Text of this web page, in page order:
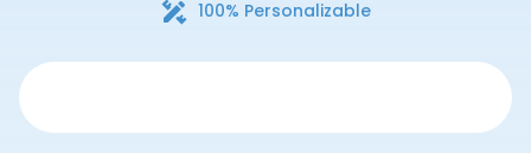
100% Personalizable